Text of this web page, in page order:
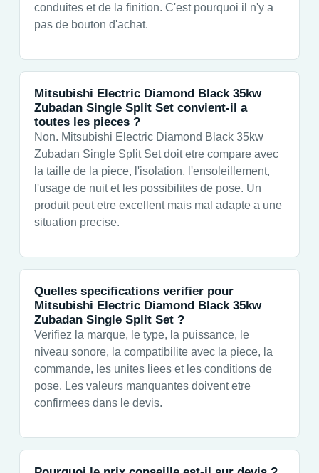
conduites et de la finition. C'est pourquoi il n'y a
pas de bouton d'achat.
Mitsubishi Electric Diamond Black 35kw
Zubadan Single Split Set convient-il a
toutes les pieces ?
Non. Mitsubishi Electric Diamond Black 35kw
Zubadan Single Split Set doit etre compare avec
la taille de la piece, l'isolation, l'ensoleillement,
l'usage de nuit et les possibilites de pose. Un
produit peut etre excellent mais mal adapte a une
situation precise.
Quelles specifications verifier pour
Mitsubishi Electric Diamond Black 35kw
Zubadan Single Split Set ?
Verifiez la marque, le type, la puissance, le
niveau sonore, la compatibilite avec la piece, la
commande, les unites liees et les conditions de
pose. Les valeurs manquantes doivent etre
confirmees dans le devis.